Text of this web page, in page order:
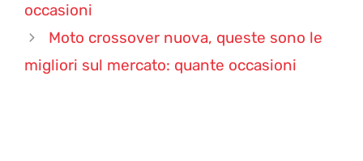
occasioni
Moto crossover nuova, queste sono le
migliori sul mercato: quante occasioni